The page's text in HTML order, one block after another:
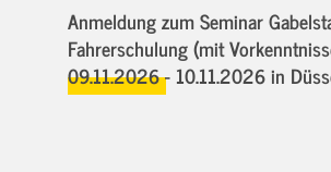
Anmeldung zum Seminar
Fahrerschulung (mit
09.11.2026 - 10.11.2026in